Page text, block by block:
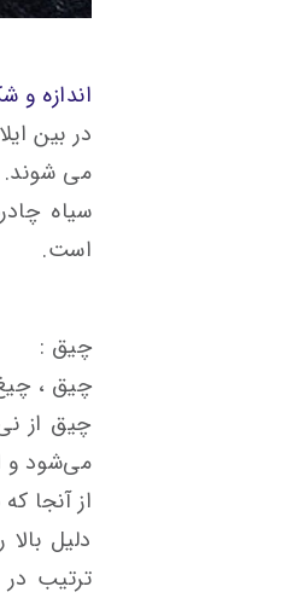
اندازه و
در بین
می شوند.
سیاه
است.
چیق :
چیق ،
چیق از
می‌شود و
از آنجا
دلیل
ترتیب